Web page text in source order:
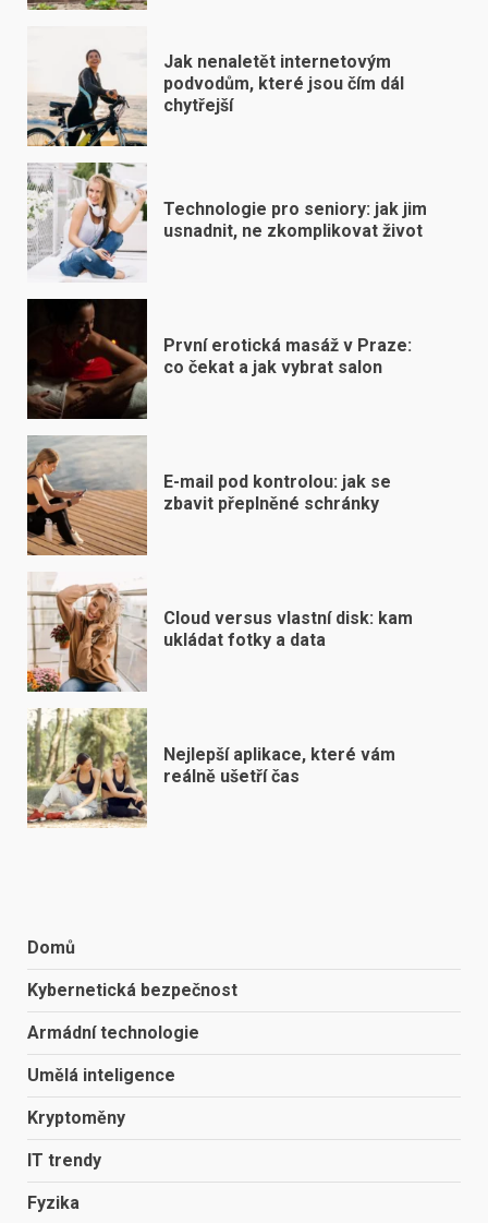
Jak nenaletět internetovým
podvodům, které jsou čím dál
chytřejší
Technologie pro seniory: jak jim
usnadnit, ne zkomplikovat život
První erotická masáž v Praze:
co čekat a jak vybrat salon
E-mail pod kontrolou: jak se
zbavit přeplněné schránky
Cloud versus vlastní disk: kam
ukládat fotky a data
Nejlepší aplikace, které vám
reálně ušetří čas
Domů
Kybernetická bezpečnost
Armádní technologie
Umělá inteligence
Kryptoměny
IT trendy
Fyzika